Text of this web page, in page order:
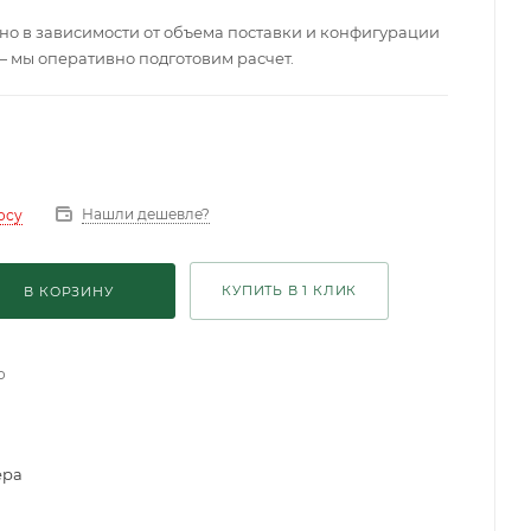
в зависимости от объема поставки и конфигурации
мы оперативно подготовим расчет.
Нашли дешевле?
В КОРЗИНУ КУПИТЬ В 1 КЛИК